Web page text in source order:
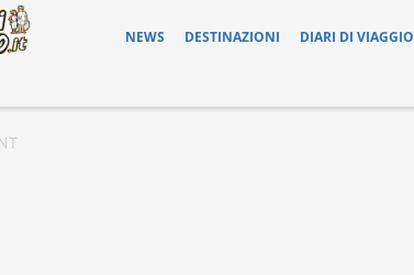
NEWS DESTINAZIONI DIARI DI VIAGGIO